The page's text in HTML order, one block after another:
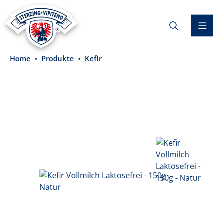
springen
Home Produkte Kefir